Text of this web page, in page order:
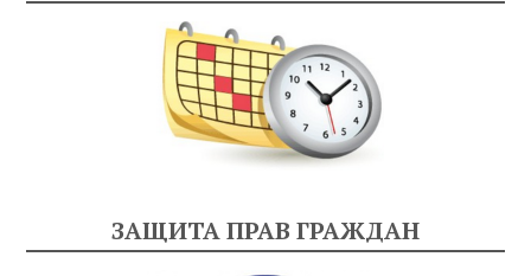
ЗАЩИТА ПРАВ ГРАЖДАН